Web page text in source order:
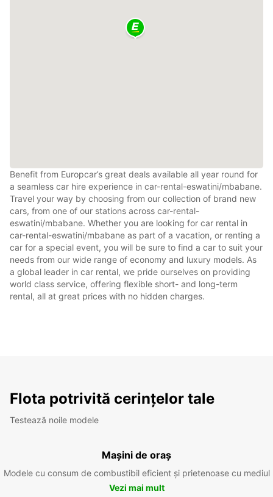
Benefit from Europcar’s great deals available all year round for
a seamless car hire experience in car-rental-eswatini/mbabane.
Travel your way by choosing from our collection of brand new
cars, from one of our stations across car-rental-
eswatini/mbabane. Whether you are looking for car rental in
car-rental-eswatini/mbabane as part of a vacation, or renting a
car for a special event, you will be sure to find a car to suit your
needs from our wide range of economy and luxury models. As
a global leader in car rental, we pride ourselves on providing
world class service, offering flexible short- and long-term
rental, all at great prices with no hidden charges.
Flota potrivită cerințelor tale
Testează noile modele
Mașini de oraș
Modele cu consum de combustibil eficient și prietenoase cu mediul
Vezi mai mult